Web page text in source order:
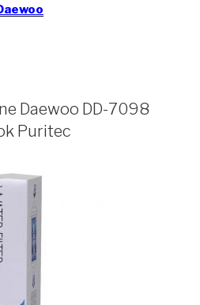
Daewoo DD-7098
Puritec